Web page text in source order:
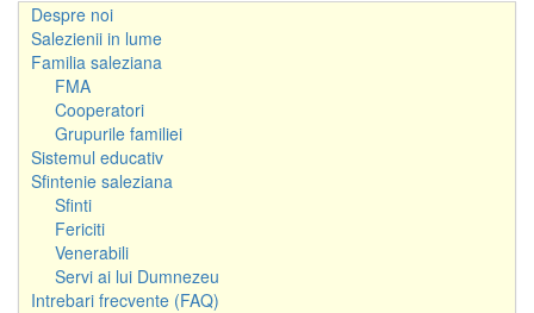
Despre noi
Salezienii in lume
Familia saleziana
FMA
Cooperatori
Grupurile familiei
Sistemul educativ
Sfintenie saleziana
Sfinti
Fericiti
Venerabili
Servi ai lui Dumnezeu
Intrebari frecvente (FAQ)